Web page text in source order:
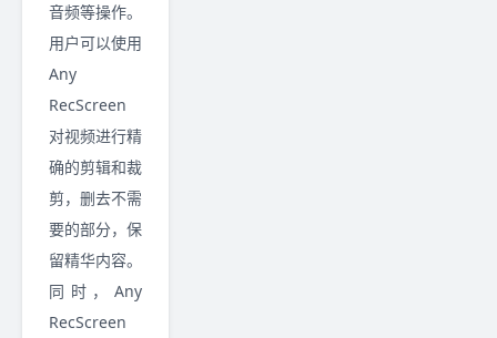
音频等操作。
用户可以使用
Any
RecScreen
对视频进行精
确的剪辑和裁
剪，删去不需
要的部分，保
留精华内容。
同时，Any
RecScreen